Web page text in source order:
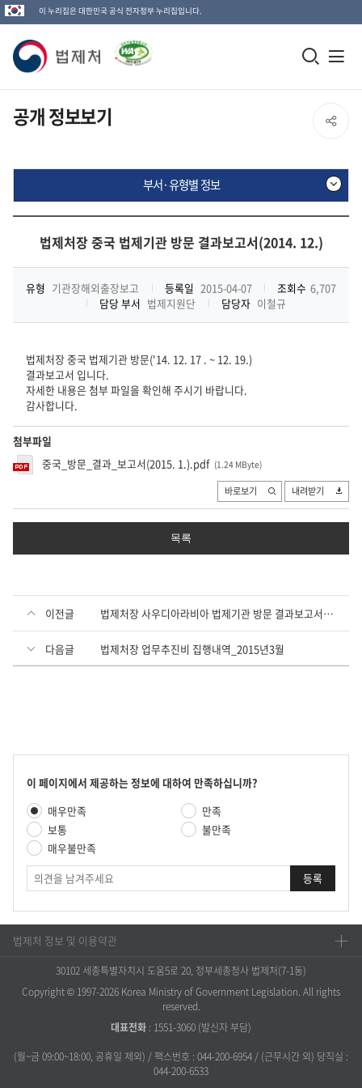
이 누리집은 대한민국 공식 전자정부 누리집입니다.
법
제
처
고
모
기
공개 정보보기 SNS
유
부서·유형별 정보
부
유
법제처장 중국 법제기관 방문 결과보고서(2014. 12.)
유형 기관장해외출장보고 등록일 2015-04-07 조회수 6,707
담당 부서 법제지원단 담당자 이철규
법제처장 중국 법제기관 방문('14. 12. 17 . ~ 12. 19.)
결과보고서 입니다.
자세한 내용은 첨부 파일을 확인해 주시기 바랍니다.
감사합니다.
첨부파일
중국_방문_결과_보고서(2015. 1.).pdf (1.24 MByte)
바로보기 내려받기
목록
이전글 법제처장 사우디아라비아 법제기관 방문 결과보고서(2014. 10.)
다음글 법제처장 업무추진비 집행내역_2015년3월
콘
츠
만
족
도
조
사
이 페이지에서 제공하는 정보에 대하여 만족하십니까?
만
족
도
평
가
매우만족
만족
보통
불만족
매우불만족
견
법제처 정보 및 이용약관
30102 세종특별자치시 도움5로 20, 정부세종청사 법제처(7-1동)
Copyright © 1997-2026 Korea Ministry of Government Legislation. All rights
reserved.
대표전화 : 1551-3060 (발신자 부담)
(월~금 09:00~18:00, 공휴일 제외) / 팩스번호 : 044-200-6954 / (근무시간 외) 당직실 :
044-200-6533